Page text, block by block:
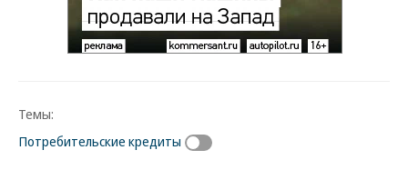
Темы:
Потребительские кредиты